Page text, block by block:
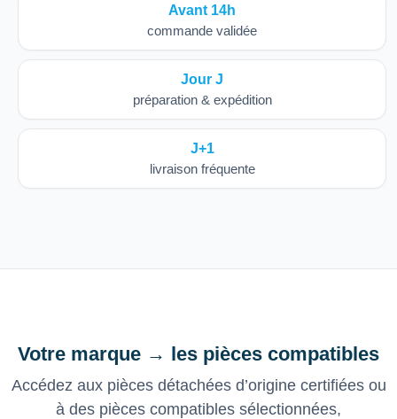
Avant 14h
commande validée
Jour J
préparation & expédition
J+1
livraison fréquente
Votre marque → les pièces compatibles
Accédez aux pièces détachées d’origine certifiées ou
à des pièces compatibles sélectionnées,